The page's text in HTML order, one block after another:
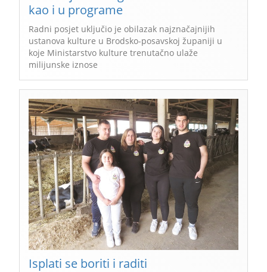
kao i u programe
Radni posjet uključio je obilazak najznačajnijih
ustanova kulture u Brodsko-posavskoj županiji u
koje Ministarstvo kulture trenutačno ulaže
milijunske iznose
Isplati se boriti i raditi